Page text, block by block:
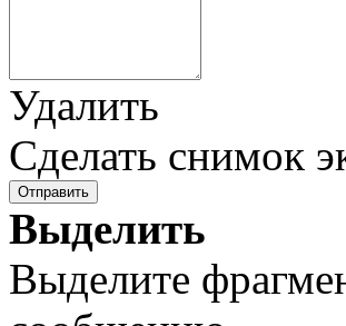
Удалить
Сделать снимок
Отправить
Выделить
Выделите